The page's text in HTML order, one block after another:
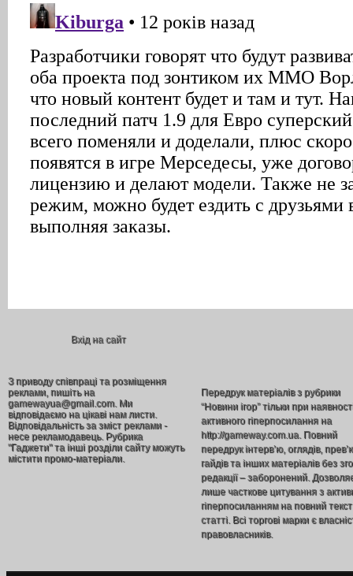
Вхід на сайт
З приводу співпраці та розміщення
реклами, пишіть на
gamewayua@gmail.com. Ми
відповідаємо на цікаві нам листи.
Відповідальність за зміст реклами -
несе рекламодавець. Рубрика
"Гаджети" та інші розділи сайту можуть
містити промо-матеріали.
Передрук матеріалів з рубрики
“Новини ігор” тільки при
активного гіперпосилання на
http://gameway.com.ua. Повний
передрук інтерв’ю, оглядів,
гайдів та інших матеріалів без
редакції – заборонений.
лише часткове цитування з
гіперпосиланням на повний текст
статті. Всі торгові марки є
правовласників.